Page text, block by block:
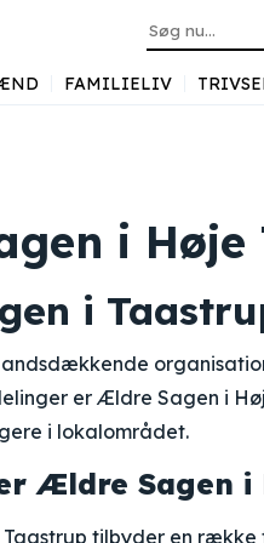
FAMILIELIV
i Høje
i
er Ældre Sagen i
i lokalområdet.
Ældre Sagen i
tilbyder en